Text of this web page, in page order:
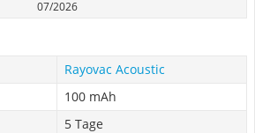
07/2026
Rayovac Acoustic
100 mAh
5 Tage